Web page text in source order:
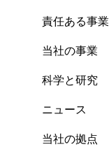
責任ある事業
当社の事業
科学と研究
ニュース
当社の拠点